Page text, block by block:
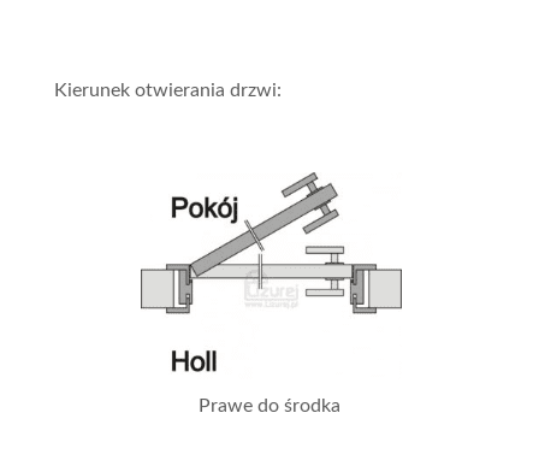
Kierunek otwierania drzwi:
Prawe do środka